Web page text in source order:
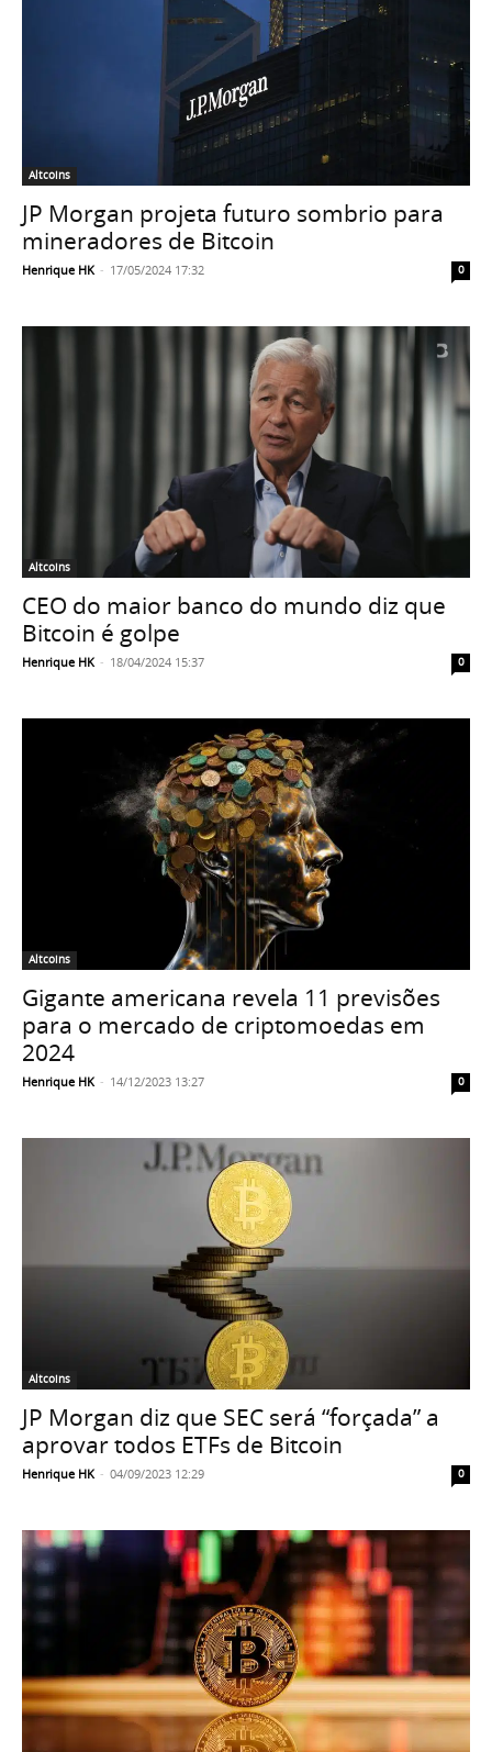
Altcoins
JP Morgan projeta futuro sombrio para
mineradores de Bitcoin
Henrique HK - 17/05/2024 17:32 0
Altcoins
CEO do maior banco do mundo diz que
Bitcoin é golpe
Henrique HK - 18/04/2024 15:37 0
Altcoins
Gigante americana revela 11 previsões
para o mercado de criptomoedas em
2024
Henrique HK - 14/12/2023 13:27 0
Altcoins
JP Morgan diz que SEC será “forçada” a
aprovar todos ETFs de Bitcoin
Henrique HK - 04/09/2023 12:29 0